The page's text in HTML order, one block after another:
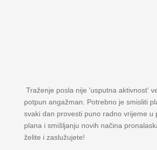
Traženje posla nije 'usputna aktivnost'
potpun angažman. Potrebno je smisliti
svaki dan provesti puno radno vrijeme u
plana i smišljanju novih načina
želite i zaslužujete!